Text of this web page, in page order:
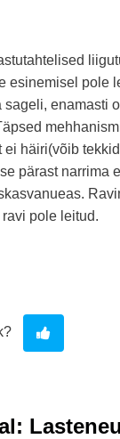
esinemisel pole
enamasti
ei häiri(võib
pärast narrima
pole leitud.